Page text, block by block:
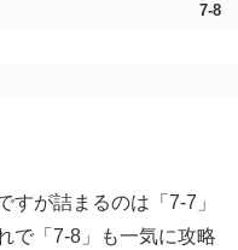
7-8
すが詰まるのは「7-7」
で「7-8」も一気に攻略